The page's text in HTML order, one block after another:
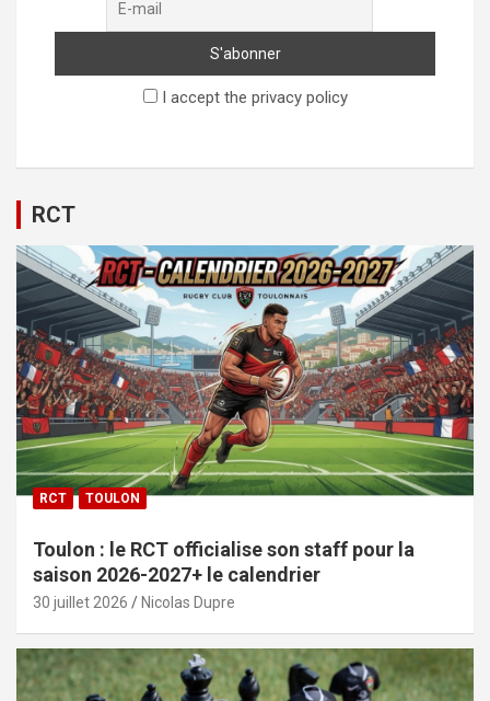
I accept the privacy policy
RCT
RCT TOULON
Toulon : le RCT officialise son staff pour la
saison 2026-2027+ le calendrier
30 juillet 2026 Nicolas Dupre